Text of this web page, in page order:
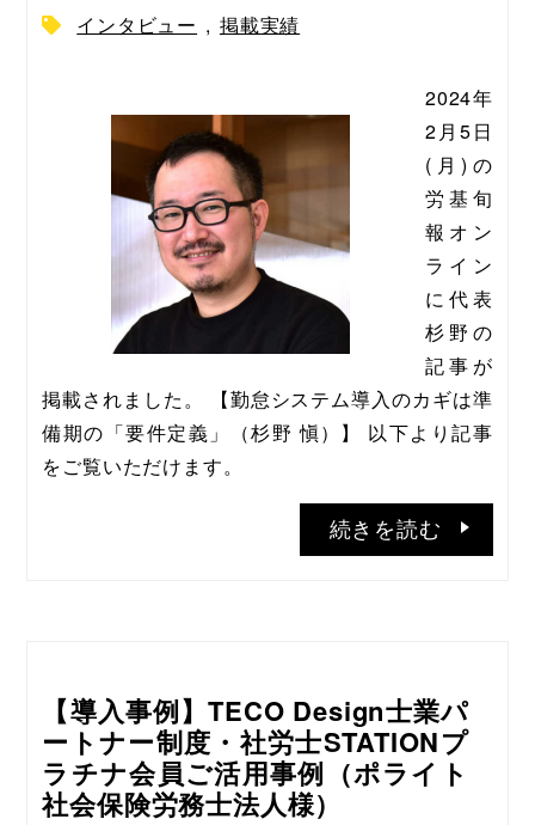
インタビュー , 掲載実績
2024年
2月5日
(月)の
労基旬
報オン
ライン
に代表
杉野の
記事が
掲載されました。 【勤怠システム導入のカギは準
備期の「要件定義」（杉野 愼）】 以下より記事
をご覧いただけます。
続きを読む
【導入事例】TECO Design士業パ
ートナー制度・社労士STATIONプ
ラチナ会員ご活用事例（ポライト
社会保険労務士法人様）